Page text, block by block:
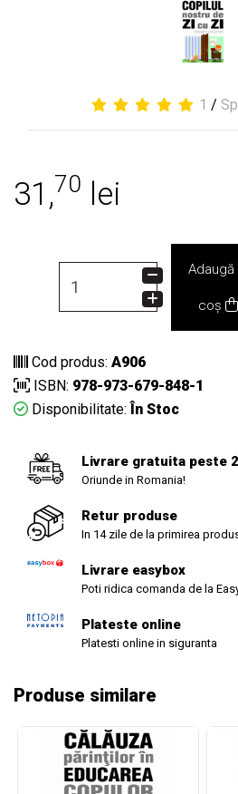
1 /
31,70 lei
Adaugă
coș
Cod produs: A906
ISBN: 978-973-679-848-1
Disponibilitate: În Stoc
Livrare gratuita peste
Oriunde in Romania!
Retur produse
In 14 zile de la primirea
Livrare easybox
Poti ridica comanda de la
Plateste online
Platesti online in siguranta
Produse similare